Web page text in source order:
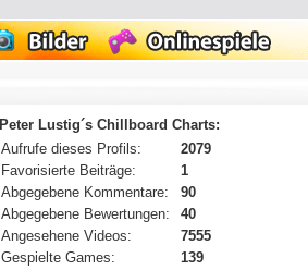
Peter Lustig´s Chillboard Charts:
Aufrufe dieses Profils:
2079
Favorisierte Beiträge:
1
Abgegebene Kommentare:
90
Abgegebene Bewertungen:
40
Angesehene Videos:
7555
Gespielte Games:
139